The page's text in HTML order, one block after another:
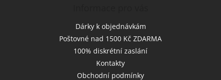
Dárky k objednávkám
Poštovné nad 1500 Kč ZDARMA
100% diskrétní zaslání
Kontakty
Obchodní podmínky